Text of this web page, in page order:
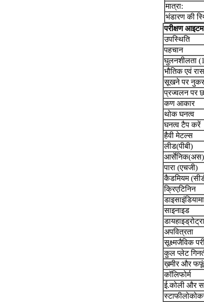
मात्रा:
भंडारण की
परीक्षण आइटम
उपस्थिति
पहचान
घुलनशीलता
भौतिक एवं
सूखने पर
प्रज्वलन पर
कण आकार
थोक घनत्व
घनत्व टैप करें
हैवी मेटल्स
लीड(पीबी)
आर्सेनिक(अस)
पारा (एचजी)
कैडमियम
क्रिएटिनिन
साइनाइड
अपवित्रता
सूक्ष्मजैविक
कुल प्लेट
ख़मीर और
कॉलिफोर्म
ई.कोली और